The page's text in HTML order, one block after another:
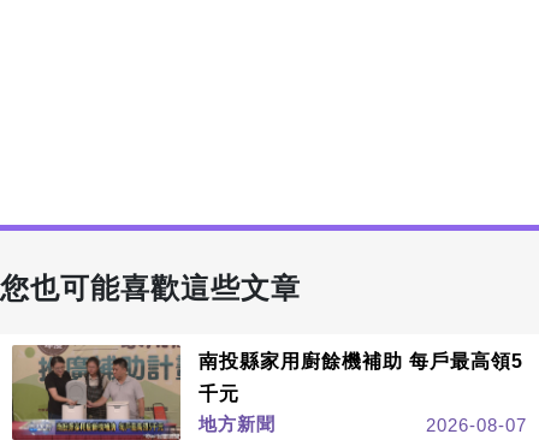
您也可能喜歡這些文章
南投縣家用廚餘機補助 每戶最高領5
千元
地方新聞
2026-08-07